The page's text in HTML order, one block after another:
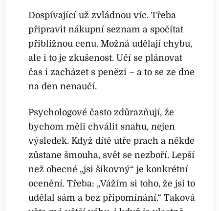
Dospívající už zvládnou víc. Třeba
připravit nákupní seznam a spočítat
přibližnou cenu. Možná udělají chybu,
ale i to je zkušenost. Učí se plánovat
čas i zacházet s penězi – a to se ze dne
na den nenaučí.
Psychologové často zdůrazňují, že
bychom měli chválit snahu, nejen
výsledek. Když dítě utře prach a někde
zůstane šmouha, svět se nezboří. Lepší
než obecné „jsi šikovný“ je konkrétní
ocenění. Třeba: „Vážím si toho, že jsi to
udělal sám a bez připomínání.“ Taková